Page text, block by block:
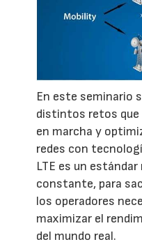
En este seminario
distintos retos que
en marcha y
redes con
LTE es un
constante, para
los operadores
maximizar el
del mundo real.